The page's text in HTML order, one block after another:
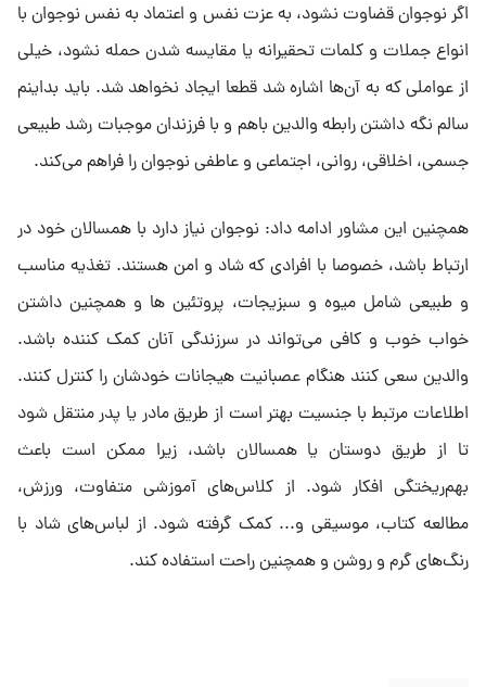
اگر نوجوان قضاوت نشود، به عزت نفس و اعتماد به نفس نوجوان با
انواع جملات و کلمات تحقیرانه یا مقایسه شدن حمله نشود، خیلی
از عواملی که به آن‌ها اشاره شد قطعا ایجاد نخواهد شد. باید بداینم
سالم نگه داشتن رابطه والدین باهم و با فرزندان موجبات رشد طبیعی
جسمی، اخلاقی، روانی، اجتماعی و عاطفی نوجوان را فراهم می‌کند.
همچنین این مشاور ادامه داد: نوجوان نیاز دارد با همسالان خود در
ارتباط باشد، خصوصا با افرادی که شاد و امن هستند. تغذیه مناسب
و طبیعی شامل میوه و سبزیجات، پروتئین ها و همچنین داشتن
خواب خوب و کافی می‌تواند در سرزندگی آنان کمک کننده باشد.
والدین سعی کنند هنگام عصبانیت هیجانات خودشان را کنترل کنند.
اطلاعات مرتبط با جنسیت بهتر است از طریق مادر یا پدر منتقل شود
تا از طریق دوستان یا همسالان باشد، زیرا ممکن است باعث
بهم‌ریختگی افکار شود. از کلاس‌های آموزشی متفاوت، ورزش،
مطالعه کتاب، موسیقی و... کمک گرفته شود. از لباس‌های شاد با
رنگ‌های گرم و روشن و همچنین راحت استفاده کند.